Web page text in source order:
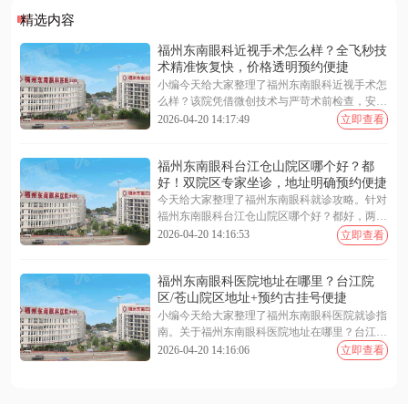
精选内容
福州东南眼科近视手术怎么样？全飞秒技
术精准恢复快，价格透明预约便捷
小编今天给大家整理了福州东南眼科近视手术怎
么样？该院凭借微创技术与严苛术前检查，安全
靠谱。福州东南眼科近视手术价格表显示，全飞
秒 9800 元起、半飞秒 7800 元起，收费透明无隐
服、电话专线及现场登记，渠道便捷高效。无论
是技术优势、具体费用还是预约流程，文中均有
详尽解析。下面随小编一起来看看更多详细介绍
~
2026-04-20 14:17:49 立即查看
福州东南眼科台江仓山院区哪个好？都
好！双院区专家坐诊，地址明确预约便捷
今天给大家整理了福州东南眼科就诊攻略。针对
福州东南眼科台江仓山院区哪个好？都好，两院
区专家设备同质化管理。关于福州东南眼科医院
地址在哪里？台江院区地址在五一南路 193 号，
眼科医院预约挂号可通过在线客服、电话或现场
办理，提前锁定号源更省时。选择就近院区即可
享受同等优质医疗服务。下面一起来看看更多详
细介绍~
2026-04-20 14:16:53 立即查看
福州东南眼科医院地址在哪里？台江院
区/苍山院区地址+预约古挂号便捷
小编今天给大家整理了福州东南眼科医院就诊指
南。关于福州东南眼科医院地址在哪里？台江院
区地址/苍山院区地址，台江位于西二环南路 112
号，仓山位于燎原路 179 号。福州东南眼科医院
2026-04-20 14:16:06 立即查看